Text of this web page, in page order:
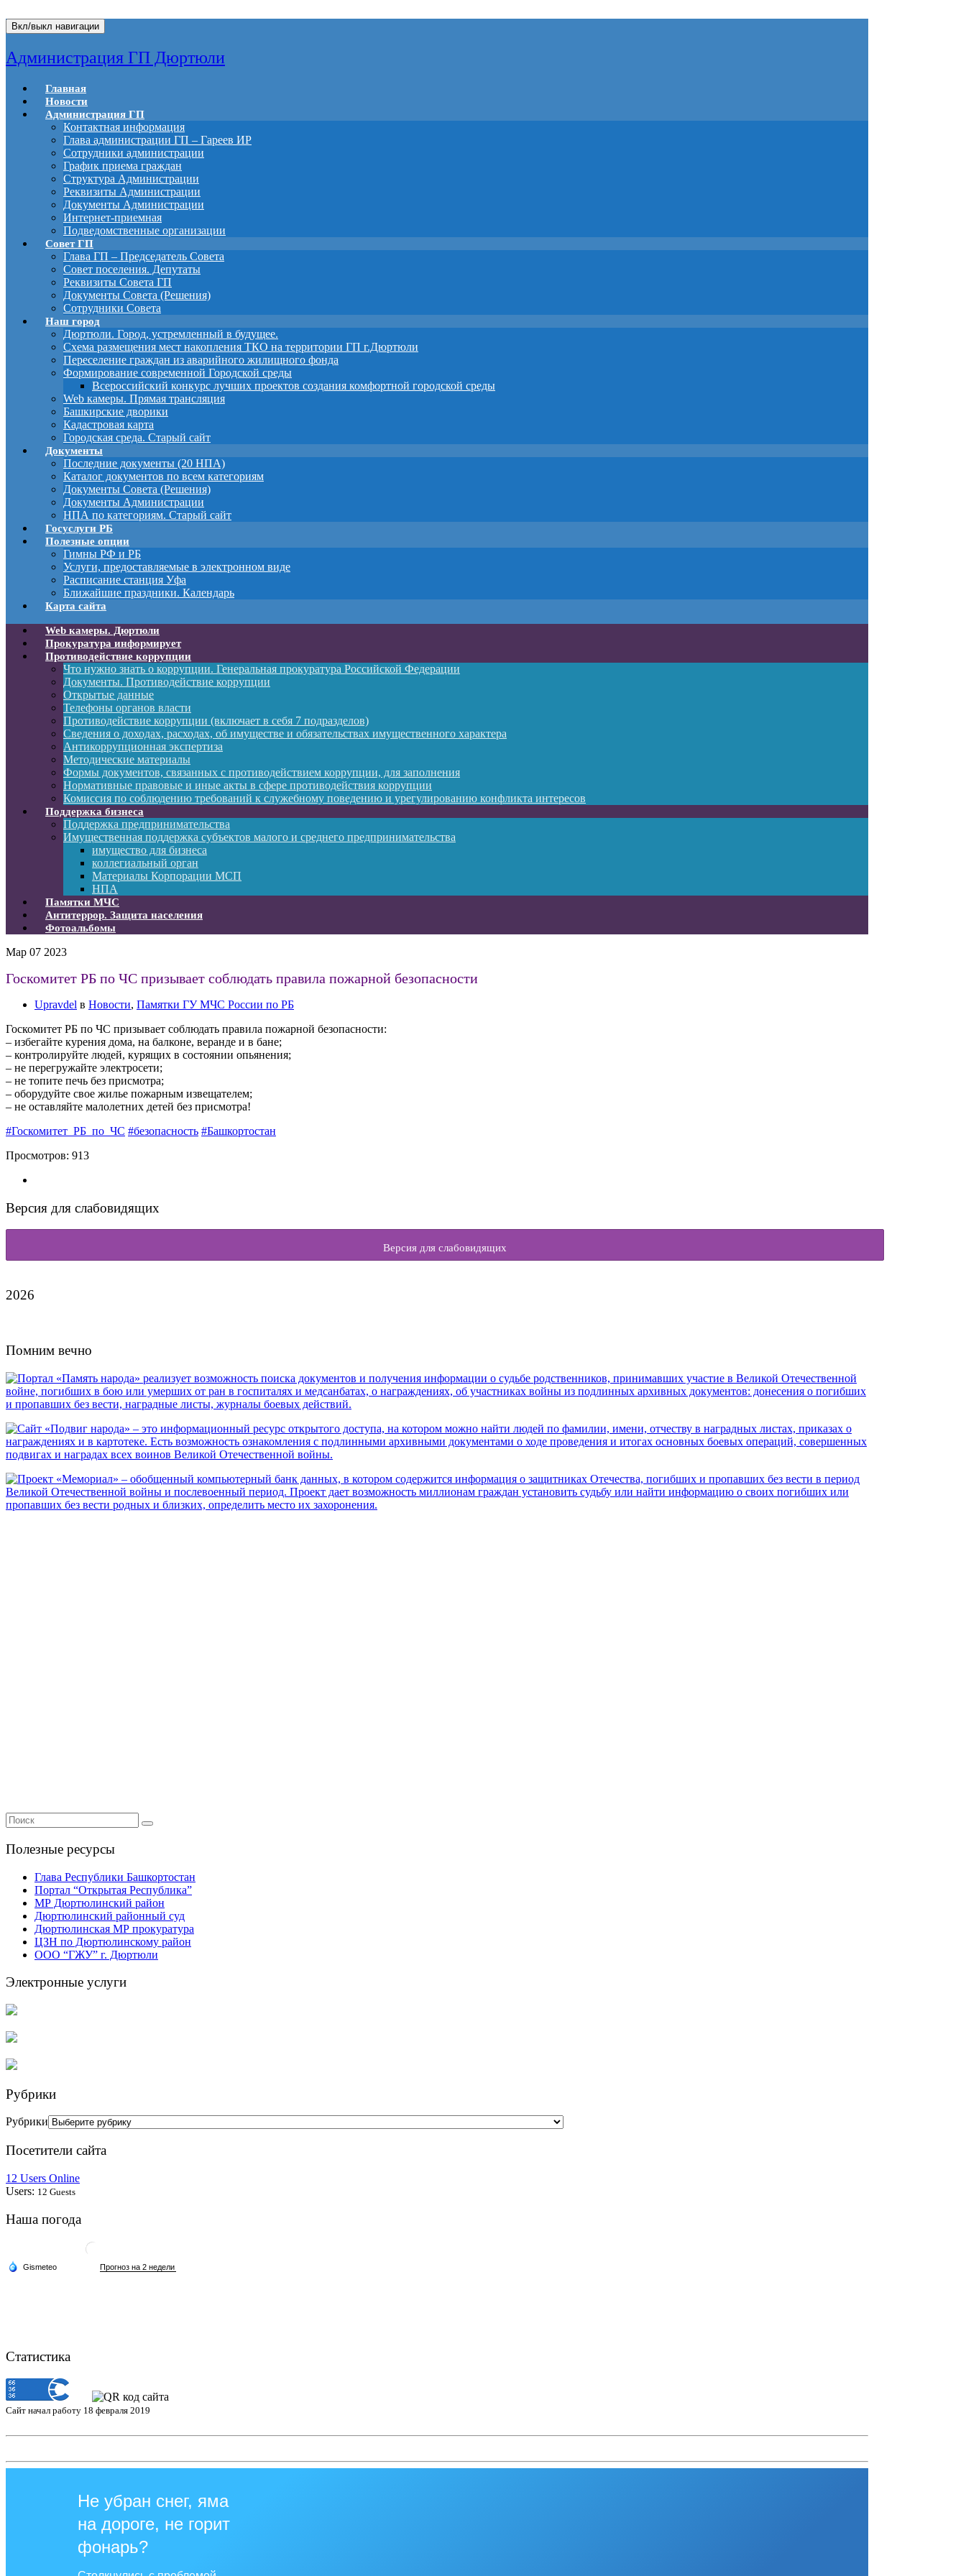
Вкл/выкл навигации
Администрация ГП Дюртюли
Главная
Новости
Администрация ГП
Контактная информация
Глава администрации ГП – Гареев ИР
Сотрудники администрации
График приема граждан
Структура Администрации
Реквизиты Администрации
Документы Администрации
Интернет-приемная
Подведомственные организации
Совет ГП
Глава ГП – Председатель Совета
Совет поселения. Депутаты
Реквизиты Совета ГП
Документы Совета (Решения)
Сотрудники Совета
Наш город
Дюртюли. Город, устремленный в будущее.
Схема размещения мест накопления ТКО на территории ГП г.Дюртюли
Переселение граждан из аварийного жилищного фонда
Формирование современной Городской среды
Всероссийский конкурс лучших проектов создания комфортной городской среды
Web камеры. Прямая трансляция
Башкирские дворики
Кадастровая карта
Городская среда. Старый сайт
Документы
Последние документы (20 НПА)
Каталог документов по всем категориям
Документы Совета (Решения)
Документы Администрации
НПА по категориям. Старый сайт
Госуслуги РБ
Полезные опции
Гимны РФ и РБ
Услуги, предоставляемые в электронном виде
Расписание станция Уфа
Ближайшие праздники. Календарь
Карта сайта
Web камеры. Дюртюли
Прокуратура информирует
Противодействие коррупции
Что нужно знать о коррупции. Генеральная прокуратура Российской Федерации
Документы. Противодействие коррупции
Открытые данные
Телефоны органов власти
Противодействие коррупции (включает в себя 7 подразделов)
Сведения о доходах, расходах, об имуществе и обязательствах имущественного характера
Антикоррупционная экспертиза
Методические материалы
Формы документов, связанных с противодействием коррупции, для заполнения
Нормативные правовые и иные акты в сфере противодействия коррупции
Комиссия по соблюдению требований к служебному поведению и урегулированию конфликта интересов
Поддержка бизнеса
Поддержка предпринимательства
Имущественная поддержка субъектов малого и среднего предпринимательства
имущество для бизнеса
коллегиальный орган
Материалы Корпорации МСП
НПА
Памятки МЧС
Антитеррор. Защита населения
Фотоальбомы
Мар 07 2023
Госкомитет РБ по ЧС призывает соблюдать правила пожарной безопасности
Upravdel в Новости, Памятки ГУ МЧС России по РБ
Госкомитет РБ по ЧС призывает соблюдать правила пожарной безопасности:
– избегайте курения дома, на балконе, веранде и в бане;
– контролируйте людей, курящих в состоянии опьянения;
– не перегружайте электросети;
– не топите печь без присмотра;
– оборудуйте свое жилье пожарным извещателем;
– не оставляйте малолетних детей без присмотра!
#Госкомитет_РБ_по_ЧС #безопасность #Башкортостан
Просмотров: 913
Версия для слабовидящих
Версия для слабовидящих
2026
Помним вечно
Полезные ресурсы
Глава Республики Башкортостан
Портал “Открытая Республика”
МР Дюртюлинский район
Дюртюлинский районный суд
Дюртюлинская МР прокуратура
ЦЗН по Дюртюлинскому район
ООО “ГЖУ” г. Дюртюли
Электронные услуги
Рубрики
Рубрики
Посетители сайта
12 Users Online
Users: 12 Guests
Наша погода
Статистика
Сайт начал работу 18 февраля 2019
Не убран снег, яма
на дороге, не горит
фонарь?